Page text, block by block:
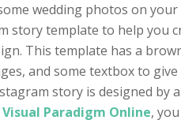
wedding photos on
story template to help you
This template has a
and some textbox to
story is designed by
Visual Paradigm Online,